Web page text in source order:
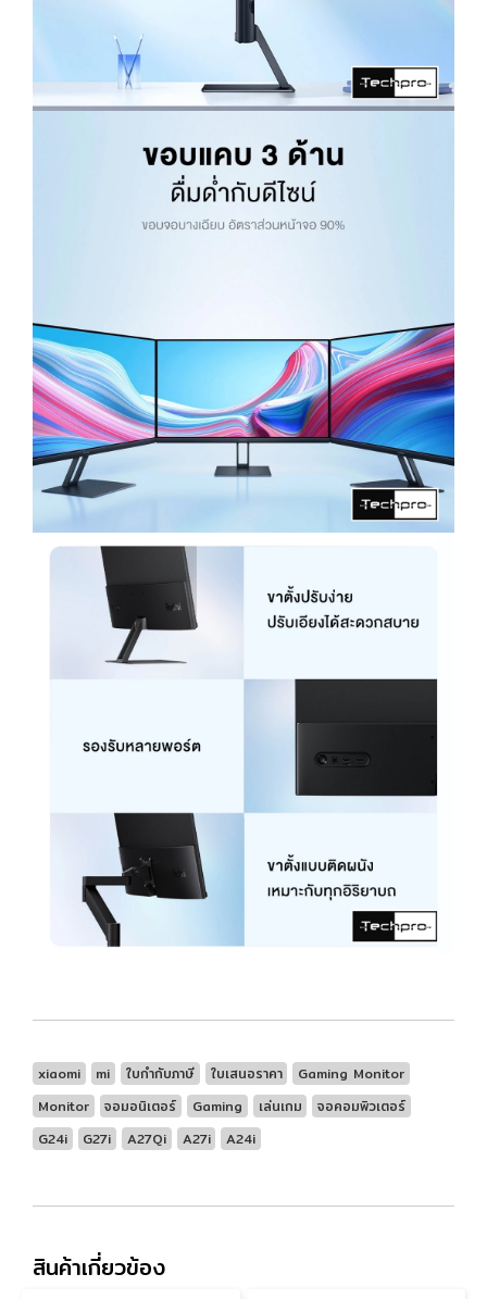
xiaomi mi ใบกำกับภาษี ใบเสนอราคา
Gaming Monitor
Monitor
จอมอนิเตอร์ Gaming เล่นเกม
จอคอมพิวเตอร์
G24i
G27i A27Qi A27i A24i
สินค้าเกี่ยวข้อง